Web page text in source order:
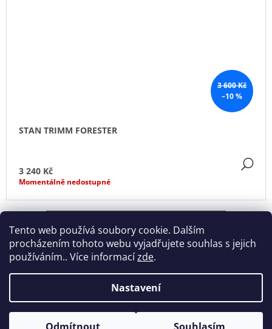
Tento web používá soubory cookie. Dalším
procházením tohoto webu vyjadřujete souhlas s jejich
používáním.. Více informacízde.
Nastavení
3 600 Kč
–10 %
STAN TRIMM FORESTER
3 240 Kč
Momentálně nedostupné
Vytvořil Shoptet
© 2026 Sport XL. Všechna práva vyhrazena.